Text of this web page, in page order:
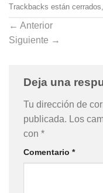
Trackbacks están
← Anterior
Siguiente →
Deja una
Tu dirección de
publicada. Los
con *
Comentario *